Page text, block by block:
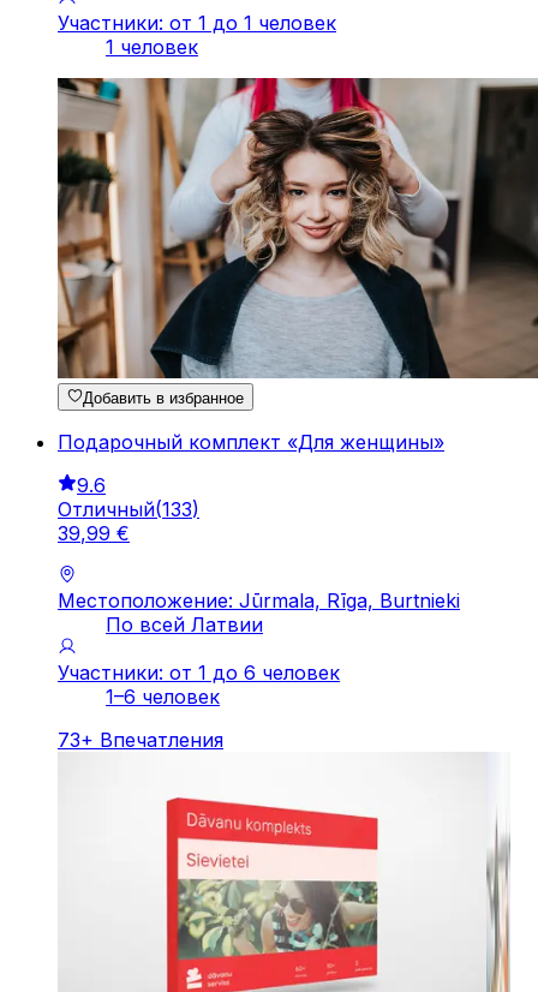
Участники: от 1 до 1 человек
1 человек
Добавить в избранное
Подарочный комплект «Для женщины»
9.6
Отличный(133)
39,99 €
Местоположение: Jūrmala, Rīga, Burtnieki
По всей Латвии
Участники: от 1 до 6 человек
1–6 человек
73+ Впечатления